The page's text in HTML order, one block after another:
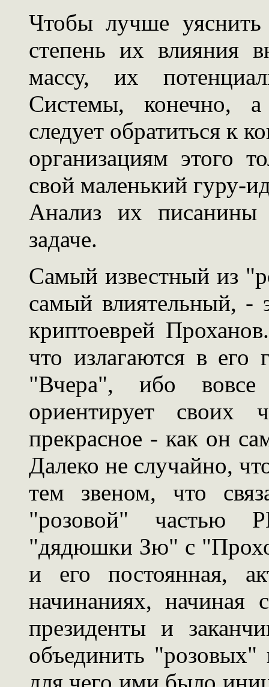
Чтобы лучше
степень их влияния
массу, их
Системы, конечно,
следует обратиться к
организациям этого
свой маленький гуру-
Анализ их
задаче.
Самый известный из
самый влиятельный, -
криптоеврей
что излагаются в его
"Вчера", ибо
ориентирует своих
прекрасное - как он
Далеко не случайно,
тем звеном, что
"розовой" частью
"дядюшки Зю" с
и его постоянная,
начинаниях,
президенты и
объединить